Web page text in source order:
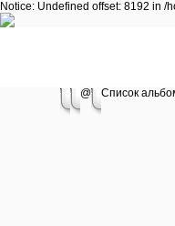
Notice: Undefined offset: 8192 in /
@ Список